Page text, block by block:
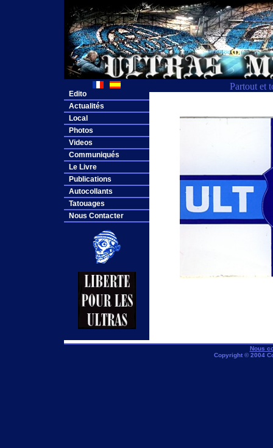
Partout et
Edito
Actualités
Local
Photos
Videos
Communiqués
Le Livre
Publications
Autocollants
Tatouages
Nous Contacter
Nous
Copyright © 2004